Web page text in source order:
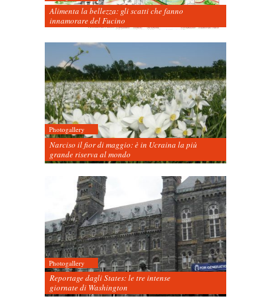
Alimenta la bellezza: gli scatti che fanno
innamorare del Fucino
Photogallery
Narciso il fior di maggio: è in Ucraina la più
grande riserva al mondo
Photogallery
Reportage dagli States: le tre intense
giornate di Washington